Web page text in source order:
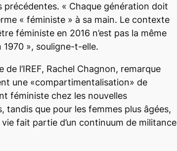
précédentes. « Chaque génération doit
« féministe » à sa main. Le contexte
féministe en 2016 n’est pas la même
1970 », souligne-t-elle.
de l’IREF, Rachel Chagnon, remarque
une «compartimentalisation» de
féministe chez les nouvelles
tandis que pour les femmes plus âgées,
fait partie d’un continuum de militance